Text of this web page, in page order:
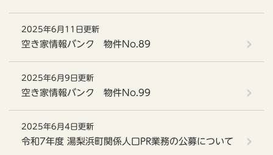
2025年6月11日更新
空き家情報バンク 物件No.89
2025年6月9日更新
空き家情報バンク 物件No.99
2025年6月4日更新
令和7年度 湯梨浜町関係人口PR業務の公募について